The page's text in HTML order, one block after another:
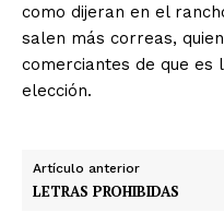
como dijeran en el
salen más correas,
comerciantes de que es
elección.
Artículo anterior
LETRAS PROHIBIDAS